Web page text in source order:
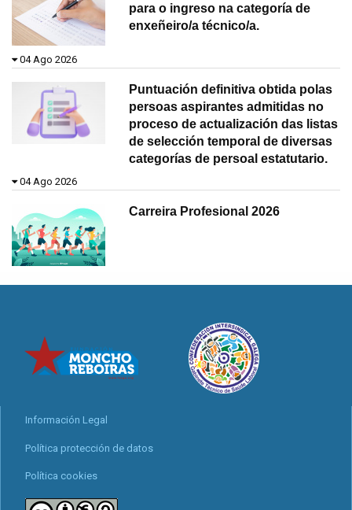
para o ingreso na categoría de
enxeñeiro/a técnico/a.
04 Ago 2026
Puntuación definitiva obtida polas
persoas aspirantes admitidas no
proceso de actualización das listas
de selección temporal de diversas
categorías de persoal estatutario.
04 Ago 2026
Carreira Profesional 2026
Información Legal
Política protección de datos
Política cookies